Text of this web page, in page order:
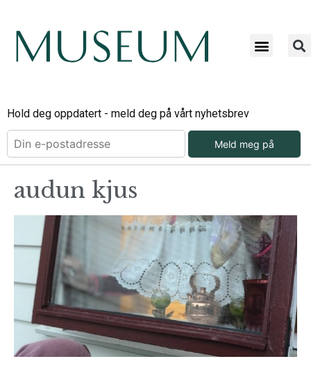
Hold deg oppdatert - meld deg på vårt nyhetsbrev
Meld meg på
audun kjus